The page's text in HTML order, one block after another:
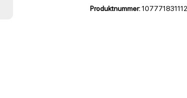
Produktnummer: